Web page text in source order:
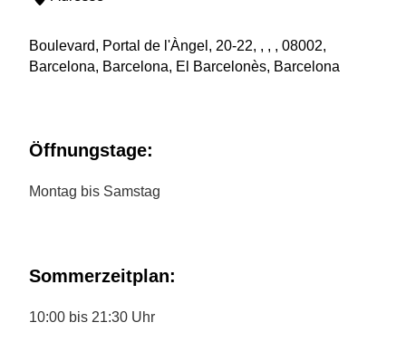
Boulevard, Portal de l'Àngel, 20-22, , , , 08002,
Barcelona, Barcelona, El Barcelonès, Barcelona
Öffnungstage:
Montag bis Samstag
Sommerzeitplan:
10:00 bis 21:30 Uhr